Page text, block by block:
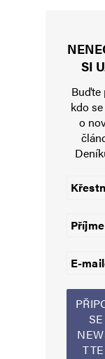
Starší
Napsat
Vaše e-mailová adresa
SI
Buďte
kdo
o